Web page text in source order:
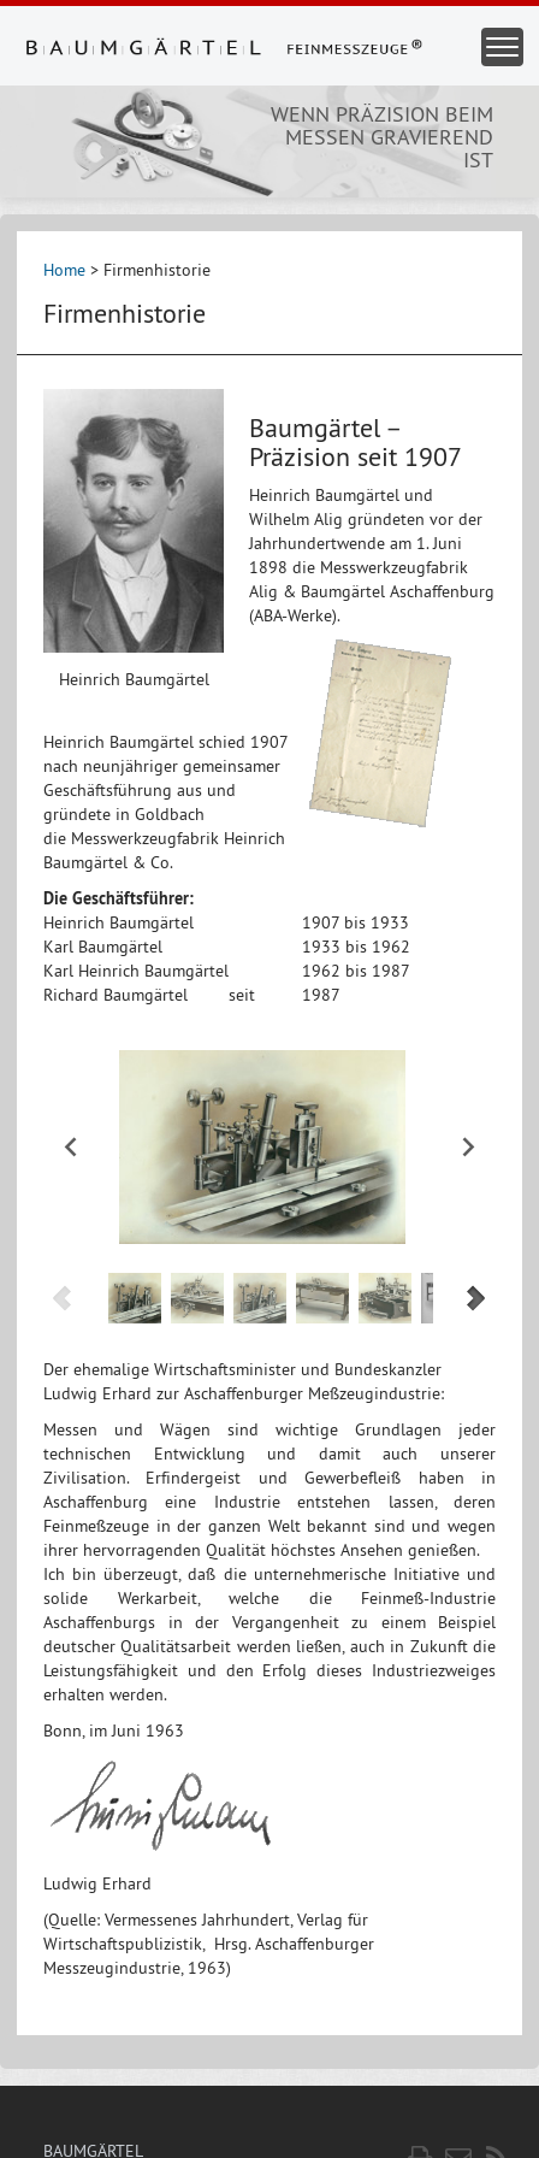
Direkt
zum
Inhalt
WENN PRÄZISION BEIM
MESSEN GRAVIEREND
IST
Home > Firmenhistorie
Firmenhistorie
Heinrich Baumgärtel
Baumgärtel –
Präzision seit 1907
Heinrich Baumgärtel und
Wilhelm Alig gründeten vor der
Jahrhundertwende am 1. Juni
1898 die Messwerkzeugfabrik
Alig & Baumgärtel Aschaffenburg
(ABA-Werke).
Heinrich Baumgärtel schied 1907
nach neunjähriger gemeinsamer
Geschäftsführung aus und
gründete in Goldbach
die Messwerkzeugfabrik Heinrich
Baumgärtel & Co.
Die Geschäftsführer:
Heinrich Baumgärtel
1907 bis 1933
Karl Baumgärtel
1933 bis 1962
Karl Heinrich Baumgärtel
1962 bis 1987
Richard Baumgärtel
seit 1987
Der ehemalige Wirtschaftsminister und Bundeskanzler
Ludwig Erhard zur Aschaffenburger Meßzeugindustrie:
Messen und Wägen sind wichtige Grundlagen jeder
technischen Entwicklung und damit auch unserer
Zivilisation. Erfindergeist und Gewerbefleiß haben in
Aschaffenburg eine Industrie entstehen lassen, deren
Feinmeßzeuge in der ganzen Welt bekannt sind und wegen
ihrer hervorragenden Qualität höchstes Ansehen genießen.
Ich bin überzeugt, daß die unternehmerische Initiative und
solide Werkarbeit, welche die Feinmeß-Industrie
Aschaffenburgs in der Vergangenheit zu einem Beispiel
deutscher Qualitätsarbeit werden ließen, auch in Zukunft die
Leistungsfähigkeit und den Erfolg dieses Industriezweiges
erhalten werden.
Bonn, im Juni 1963
Ludwig Erhard
(Quelle: Vermessenes Jahrhundert, Verlag für
Wirtschaftspublizistik, Hrsg. Aschaffenburger
Messzeugindustrie, 1963)
BAUMGÄRTEL